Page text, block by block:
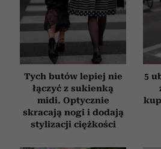
Tych butów lepiej nie
łączyć z sukienką
midi. Optycznie
skracają nogi i dodają
stylizacji ciężkości
5